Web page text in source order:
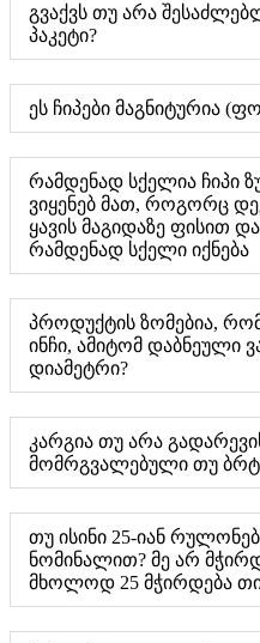
გვაქვს თუ არა
პაკეტი?
ეს ჩიპები მაგნიტურია
რამდენად სქელია ჩიპი
ვიყენებ მათ, როგორც
ყავის მაგიდაზე ფისით
რამდენად სქელი იქნება
პროდუქტის ზომებია, რომ
ინჩი, ამიტომ დაბნეული
დიამეტრი?
კარგია თუ არა
მომრგვალებული თუ
თუ ისინი 25-იან
ნომინალით? მე არ
მხოლოდ 25 მჭირდება